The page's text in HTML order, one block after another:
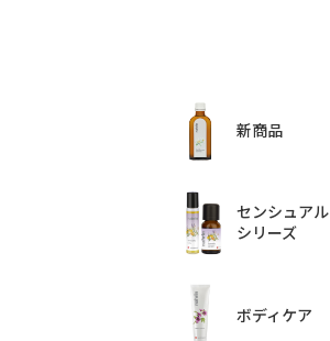
新商品
センシュアル
シリーズ
ボディケア